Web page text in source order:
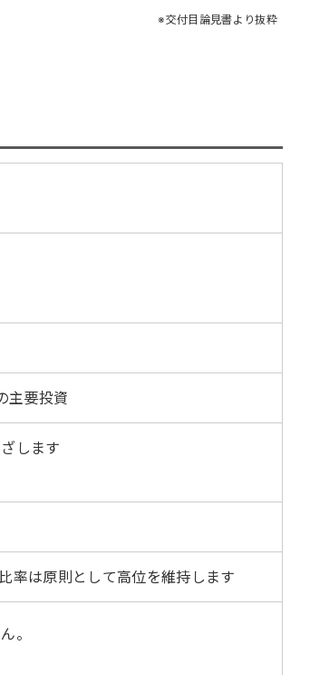
交付目論見書より抜粋
主要投資
します
率は原則として高位を維持します
。